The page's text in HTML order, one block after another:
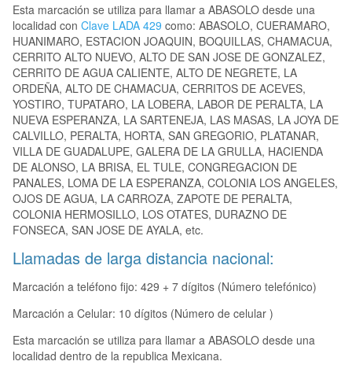
Esta marcación se utiliza para llamar a ABASOLO desde una
localidad con Clave LADA 429 como: ABASOLO, CUERAMARO,
HUANIMARO, ESTACION JOAQUIN, BOQUILLAS, CHAMACUA,
CERRITO ALTO NUEVO, ALTO DE SAN JOSE DE GONZALEZ,
CERRITO DE AGUA CALIENTE, ALTO DE NEGRETE, LA
ORDEÑA, ALTO DE CHAMACUA, CERRITOS DE ACEVES,
YOSTIRO, TUPATARO, LA LOBERA, LABOR DE PERALTA, LA
NUEVA ESPERANZA, LA SARTENEJA, LAS MASAS, LA JOYA DE
CALVILLO, PERALTA, HORTA, SAN GREGORIO, PLATANAR,
VILLA DE GUADALUPE, GALERA DE LA GRULLA, HACIENDA
DE ALONSO, LA BRISA, EL TULE, CONGREGACION DE
PANALES, LOMA DE LA ESPERANZA, COLONIA LOS ANGELES,
OJOS DE AGUA, LA CARROZA, ZAPOTE DE PERALTA,
COLONIA HERMOSILLO, LOS OTATES, DURAZNO DE
FONSECA, SAN JOSE DE AYALA, etc.
Llamadas de larga distancia nacional:
Marcación a teléfono fijo: 429 + 7 dígitos (Número telefónico)
Marcación a Celular: 10 dígitos (Número de celular )
Esta marcación se utiliza para llamar a ABASOLO desde una
localidad dentro de la republica Mexicana.